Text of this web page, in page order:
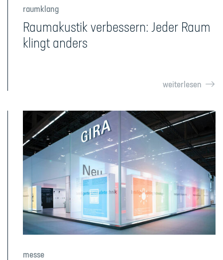
raumklang
Raumakustik verbessern: Jeder Raum
klingt anders
weiterlesen
messe